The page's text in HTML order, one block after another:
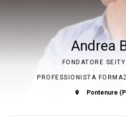
Andrea
FONDATORE
PROFESSIONISTA
Pontenure